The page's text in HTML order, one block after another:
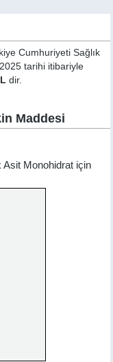
Cumhuriyeti Sağlık
tarihi itibariyle
dir.
Maddesi
Asit Monohidrat için